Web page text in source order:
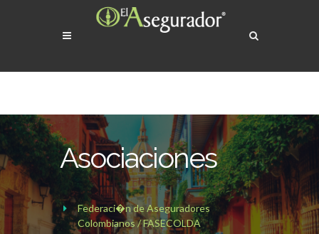
Asociaciones
Federaci�n de Aseguradores
Colombianos / FASECOLDA